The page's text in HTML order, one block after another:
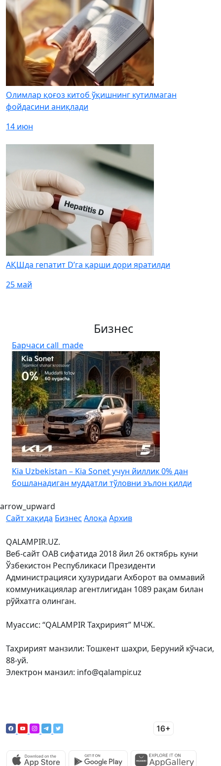
Олимлар қоғоз китоб ўқишнинг кутилмаган
фойдасини аниқлади
14 июн
АҚШда гепатит D’га қарши дори яратилди
25 май
Бизнес
Барчаси call_made
Kia Uzbekistan – Kia Sonet учун йиллик 0% дан
бошланадиган муддатли тўловни эълон қилди
arrow_upward
Сайт хақида Бизнес Алоқа Архив
QALAMPIR.UZ.
Веб-сайт ОАВ сифатида 2018 йил 26 октябрь куни
Ўзбекистон Республикаси Президенти
Администрацияси ҳузуридаги Ахборот ва оммавий
коммуникациялар агентлигидан 1089 рақам билан
рўйхатга олинган.
Муассис: “QALAMPIR Таҳририят” МЧЖ.
Таҳририят манзили: Тошкент шаҳри, Беруний кўчаси,
88-уй.
Электрон манзил: info@qalampir.uz